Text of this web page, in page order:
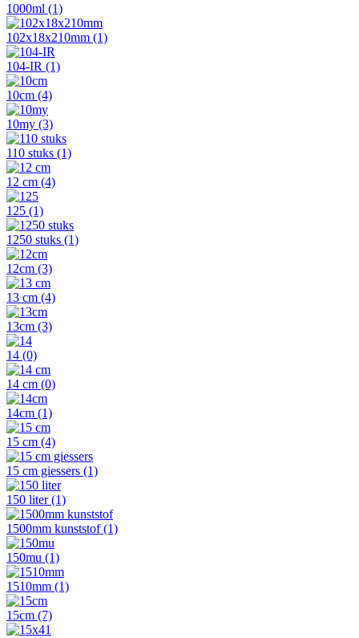
1000ml (1)
102x18x210mm (1)
104-IR (1)
10cm (4)
10my (3)
110 stuks (1)
12 cm (4)
125 (1)
1250 stuks (1)
12cm (3)
13 cm (4)
13cm (3)
14 (0)
14 cm (0)
14cm (1)
15 cm (4)
15 cm giessers (1)
150 liter(1)
1500mm kunststof(1)
150mu (1)
1510mm (1)
15cm (7)